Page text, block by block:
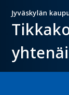
Jyväskylän